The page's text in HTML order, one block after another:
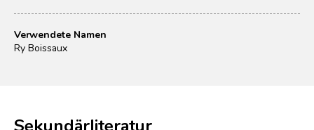
Verwendete Namen
Ry Boissaux
Sekundärliteratur